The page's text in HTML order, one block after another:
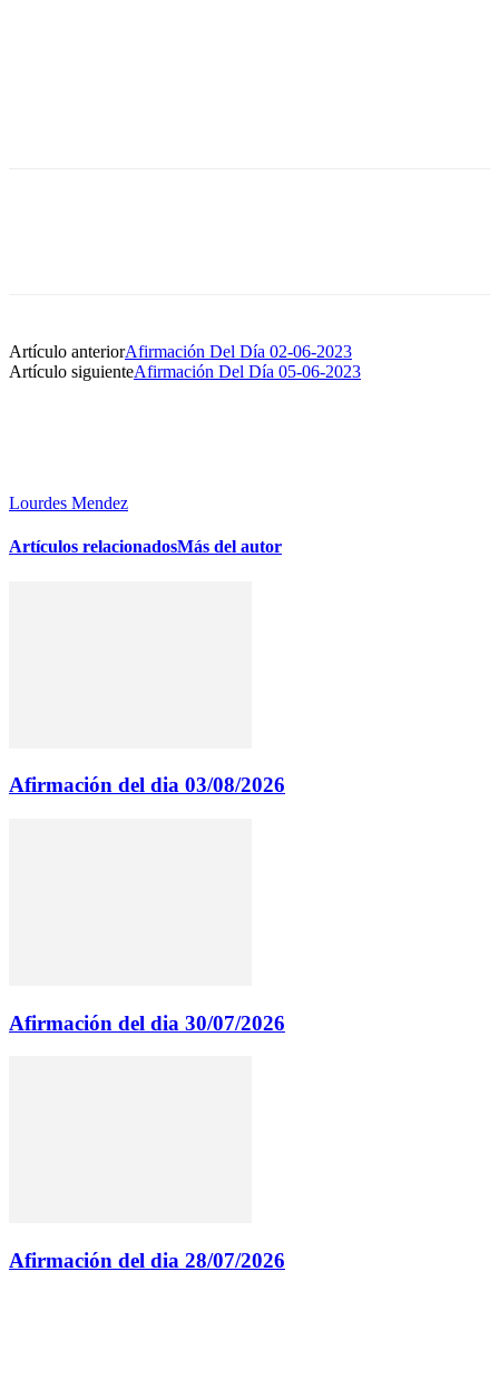
Artículo anteriorAfirmación Del Día 02-06-2023
Artículo siguienteAfirmación Del Día 05-06-2023
Lourdes Mendez
Artículos relacionadosMás del autor
Afirmación del dia 03/08/2026
Afirmación del dia 30/07/2026
Afirmación del dia 28/07/2026